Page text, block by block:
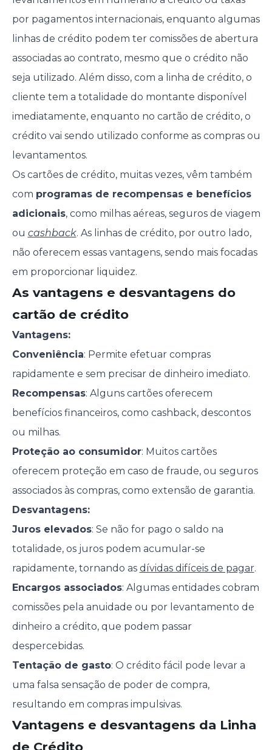
por pagamentos internacionais, enquanto algumas
linhas de crédito podem ter comissões de abertura
associadas ao contrato, mesmo que o crédito não
seja utilizado. Além disso, com a linha de crédito, o
cliente tem a totalidade do montante disponível
imediatamente, enquanto no cartão de crédito, o
crédito vai sendo utilizado conforme as compras ou
levantamentos.
Os cartões de crédito, muitas vezes, vêm também
com programas de recompensas e benefícios
adicionais, como milhas aéreas, seguros de viagem
ou cashback. As linhas de crédito, por outro lado,
não oferecem essas vantagens, sendo mais focadas
em proporcionar liquidez.
As vantagens e desvantagens do
cartão de crédito
Vantagens:
Conveniência: Permite efetuar compras
rapidamente e sem precisar de dinheiro imediato.
Recompensas: Alguns cartões oferecem
benefícios financeiros, como cashback, descontos
ou milhas.
Proteção ao consumidor: Muitos cartões
oferecem proteção em caso de fraude, ou seguros
associados às compras, como extensão de garantia.
Desvantagens:
Juros elevados: Se não for pago o saldo na
totalidade, os juros podem acumular-se
rapidamente, tornando as dívidas difíceis de pagar.
Encargos associados: Algumas entidades cobram
comissões pela anuidade ou por levantamento de
dinheiro a crédito, que podem passar
despercebidas.
Tentação de gasto: O crédito fácil pode levar a
uma falsa sensação de poder de compra,
resultando em compras impulsivas.
Vantagens e desvantagens da Linha
de Crédito